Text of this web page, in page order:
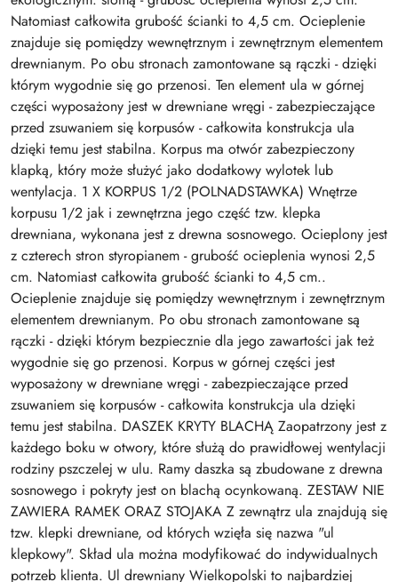
Natomiast całkowita grubość ścianki to 4,5 cm. Ocieplenie
znajduje się pomiędzy wewnętrznym i zewnętrznym elementem
drewnianym. Po obu stronach zamontowane są rączki - dzięki
którym wygodnie się go przenosi. Ten element ula w górnej
części wyposażony jest w drewniane wręgi - zabezpieczające
przed zsuwaniem się korpusów - całkowita konstrukcja ula
dzięki temu jest stabilna. Korpus ma otwór zabezpieczony
klapką, który może służyć jako dodatkowy wylotek lub
wentylacja. 1 X KORPUS 1/2 (POLNADSTAWKA) Wnętrze
korpusu 1/2 jak i zewnętrzna jego część tzw. klepka
drewniana, wykonana jest z drewna sosnowego. Ocieplony jest
z czterech stron styropianem - grubość ocieplenia wynosi 2,5
cm. Natomiast całkowita grubość ścianki to 4,5 cm..
Ocieplenie znajduje się pomiędzy wewnętrznym i zewnętrznym
elementem drewnianym. Po obu stronach zamontowane są
rączki - dzięki którym bezpiecznie dla jego zawartości jak też
wygodnie się go przenosi. Korpus w górnej części jest
wyposażony w drewniane wręgi - zabezpieczające przed
zsuwaniem się korpusów - całkowita konstrukcja ula dzięki
temu jest stabilna. DASZEK KRYTY BLACHĄ Zaopatrzony jest z
każdego boku w otwory, które służą do prawidłowej wentylacji
rodziny pszczelej w ulu. Ramy daszka są zbudowane z drewna
sosnowego i pokryty jest on blachą ocynkowaną. ZESTAW NIE
ZAWIERA RAMEK ORAZ STOJAKA Z zewnątrz ula znajdują się
tzw. klepki drewniane, od których wzięła się nazwa "ul
klepkowy". Skład ula można modyfikować do indywidualnych
potrzeb klienta. Ul drewniany Wielkopolski to najbardziej